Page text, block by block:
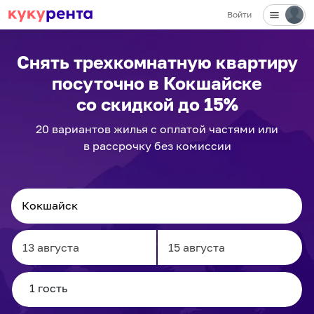
Войти
Снять трехкомнатную квартиру
посуточно в Кокшайске
со скидкой до 15%
20 вариантов жилья с оплатой частями или
в рассрочку без комиссии
Navigate
forward
to
Navigate
to